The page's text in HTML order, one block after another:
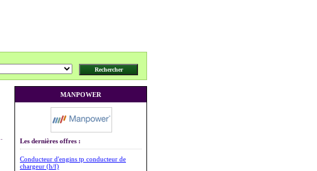
MANPOWER
Les dernières offres :
Conducteur d'engins tp conducteur de
chargeur (h/f)